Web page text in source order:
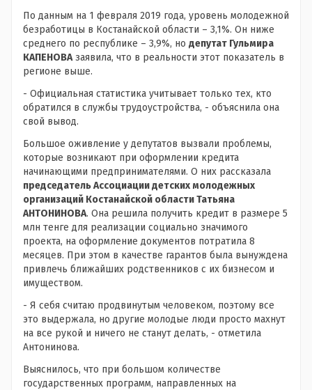
По данным на 1 февраля 2019 года, уровень молодежной
безработицы в Костанайской области – 3,1%. Он ниже
среднего по республике – 3,9%, но депутат Гульмира
КАПЕНОВАзаявила, что в реальности этот показатель в
регионе выше.
- Официальная статистика учитывает только тех, кто
обратился в службы трудоустройства, - объяснила она
свой вывод.
Большое оживление у депутатов вызвали проблемы,
которые возникают при оформлении кредита
начинающими предпринимателями. О них рассказала
председатель Ассоциации детских молодежных
организаций Костанайской области Татьяна
АНТОНИНОВА. Она решила получить кредит в размере 5
млн тенге для реализации социально значимого
проекта, на оформление документов потратила 8
месяцев. При этом в качестве гарантов была вынуждена
привлечь ближайших родственников с их бизнесом и
имуществом.
- Я себя считаю продвинутым человеком, поэтому все
это выдержала, но другие молодые люди просто махнут
на все рукой и ничего не станут делать, - отметила
Антонинова.
Выяснилось, что при большом количестве
государственных программ, направленных на